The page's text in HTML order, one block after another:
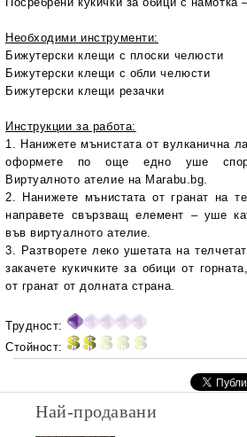
Необходими инструменти:
Бижутерски клещи с плоски челюсти
Бижутерски клещи с обли челюсти
Бижутерски клещи резачки
Инструкции за работа:
1. Нанижете мънистата от вулканична
оформете по още едно уше
Виртуалното ателие на Marabu. bg.
2. Нанижете мънистата от гранат на
направете свързващ елемент – уше
във виртуалното ателие.
3. Разтворете леко ушетата на
закачете кукичките за обици от
от гранат от долната страна.
Трудност:
Стойност:
Най-продавани